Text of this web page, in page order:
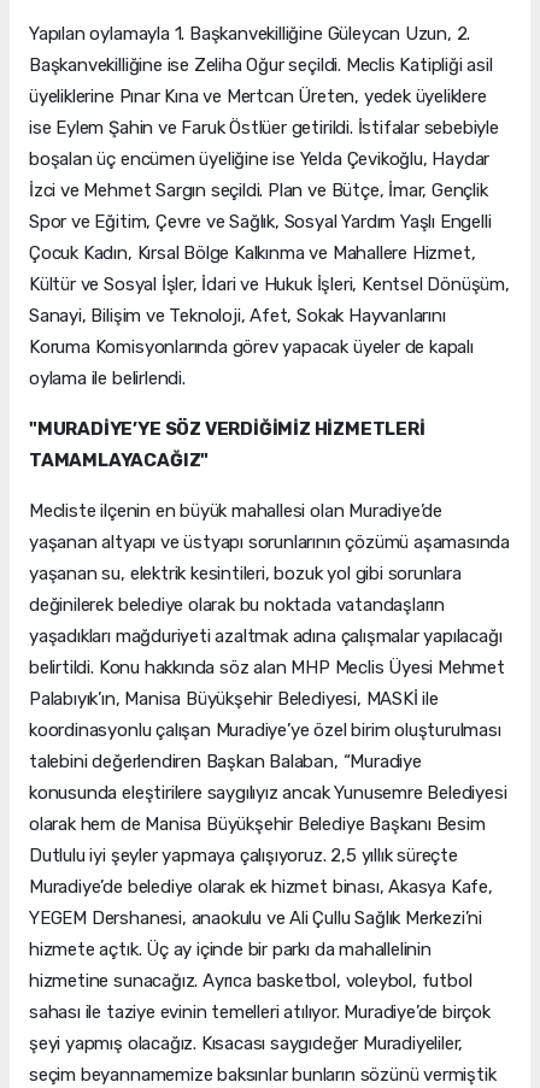
Yapılan oylamayla 1. Başkanvekilliğine Güleycan Uzun, 2.
Başkanvekilliğine ise Zeliha Oğur seçildi. Meclis Katipliği asil
üyeliklerine Pınar Kına ve Mertcan Üreten, yedek üyeliklere
ise Eylem Şahin ve Faruk Östlüer getirildi. İstifalar sebebiyle
boşalan üç encümen üyeliğine ise Yelda Çevikoğlu, Haydar
İzci ve Mehmet Sargın seçildi. Plan ve Bütçe, İmar, Gençlik
Spor ve Eğitim, Çevre ve Sağlık, Sosyal Yardım Yaşlı Engelli
Çocuk Kadın, Kırsal Bölge Kalkınma ve Mahallere Hizmet,
Kültür ve Sosyal İşler, İdari ve Hukuk İşleri, Kentsel Dönüşüm,
Sanayi, Bilişim ve Teknoloji, Afet, Sokak Hayvanlarını
Koruma Komisyonlarında görev yapacak üyeler de kapalı
oylama ile belirlendi.
"MURADİYE’YE SÖZ VERDİĞİMİZ HİZMETLERİ
TAMAMLAYACAĞIZ"
Mecliste ilçenin en büyük mahallesi olan Muradiye’de
yaşanan altyapı ve üstyapı sorunlarının çözümü aşamasında
yaşanan su, elektrik kesintileri, bozuk yol gibi sorunlara
değinilerek belediye olarak bu noktada vatandaşların
yaşadıkları mağduriyeti azaltmak adına çalışmalar yapılacağı
belirtildi. Konu hakkında söz alan MHP Meclis Üyesi Mehmet
Palabıyık’ın, Manisa Büyükşehir Belediyesi, MASKİ ile
koordinasyonlu çalışan Muradiye’ye özel birim oluşturulması
talebini değerlendiren Başkan Balaban, “Muradiye
konusunda eleştirilere saygılıyız ancak Yunusemre Belediyesi
olarak hem de Manisa Büyükşehir Belediye Başkanı Besim
Dutlulu iyi şeyler yapmaya çalışıyoruz. 2,5 yıllık süreçte
Muradiye’de belediye olarak ek hizmet binası, Akasya Kafe,
YEGEM Dershanesi, anaokulu ve Ali Çullu Sağlık Merkezi’ni
hizmete açtık. Üç ay içinde bir parkı da mahallelinin
hizmetine sunacağız. Ayrıca basketbol, voleybol, futbol
sahası ile taziye evinin temelleri atılıyor. Muradiye’de birçok
şeyi yapmış olacağız. Kısacası saygıdeğer Muradiyeliler,
seçim beyannamemize baksınlar bunların sözünü vermiştik